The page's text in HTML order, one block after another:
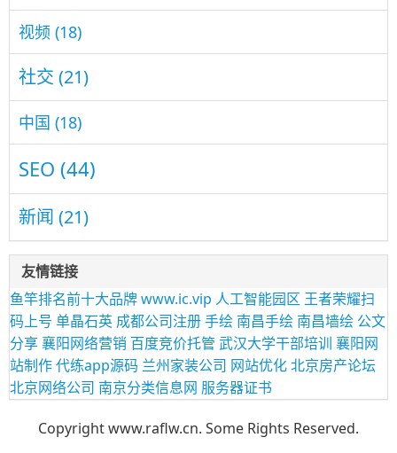
视频 (18)
社交 (21)
中国 (18)
SEO (44)
新闻 (21)
友情链接
鱼竿排名前十大品牌www.ic.vip 人工智能园区 王者荣耀扫
码上号 单晶石英 成都公司注册手绘 南昌手绘 南昌墙绘 公文
分享襄阳网络营销 百度竞价托管 武汉大学干部培训 襄阳网
站制作代练app源码 兰州家装公司 网站优化北京房产论坛
北京网络公司 南京分类信息网 服务器证书
Copyright www.raflw.cn. Some Rights Reserved.